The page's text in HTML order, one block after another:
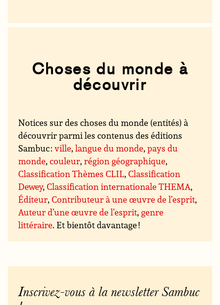
Choses du monde à
découvrir
Notices sur des choses du monde (entités) à
découvrir parmi les contenus des éditions
Sambuc :ville,langue du monde,pays du
monde,couleur,région géographique,
Classification Thèmes CLIL,Classification
Dewey,Classification internationale THEMA,
Éditeur,Contributeur à une œuvre de l’esprit,
Auteur d’une œuvre de l’esprit, genre
littéraire. Et bientôt davantage !
Inscrivez-vous à la newsletter Sambuc